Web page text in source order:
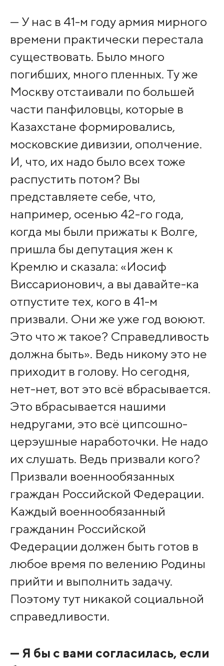
— У нас в 41-м году армия мирного
времени практически перестала
существовать. Было много
погибших, много пленных. Ту же
Москву отстаивали по большей
части панфиловцы, которые в
Казахстане формировались,
московские дивизии, ополчение.
И, что, их надо было всех тоже
распустить потом? Вы
представляете себе, что,
например, осенью 42-го года,
когда мы были прижаты к Волге,
пришла бы депутация жен к
Кремлю и сказала: «Иосиф
Виссарионович, а вы давайте-ка
отпустите тех, кого в 41-м
призвали. Они же уже год воюют.
Это что ж такое? Справедливость
должна быть». Ведь никому это не
приходит в голову. Но сегодня,
нет-нет, вот это всё вбрасывается.
Это вбрасывается нашими
недругами, это всё ципсошно-
церэушные наработочки. Не надо
их слушать. Ведь призвали кого?
Призвали военнообязанных
граждан Российской Федерации.
Каждый военнообязанный
гражданин Российской
Федерации должен быть готов в
любое время по велению Родины
прийти и выполнить задачу.
Поэтому тут никакой социальной
справедливости.
— Я бы с вами согласилась, если